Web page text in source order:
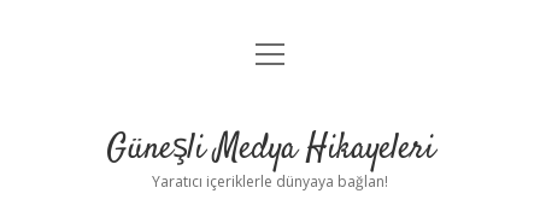
Anasayfa
Yasal Uyarı
menüyü
Güneşli Medya Hikayeleri
Yaratıcı içeriklerle dünyaya bağlan!